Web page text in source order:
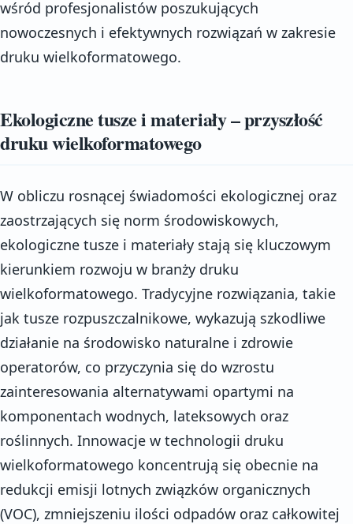
wśród profesjonalistów poszukujących
nowoczesnych i efektywnych rozwiązań w zakresie
druku wielkoformatowego.
Ekologiczne tusze i materiały – przyszłość
druku wielkoformatowego
W obliczu rosnącej świadomości ekologicznej oraz
zaostrzających się norm środowiskowych,
ekologiczne tusze i materiały stają się kluczowym
kierunkiem rozwoju w branży druku
wielkoformatowego. Tradycyjne rozwiązania, takie
jak tusze rozpuszczalnikowe, wykazują szkodliwe
działanie na środowisko naturalne i zdrowie
operatorów, co przyczynia się do wzrostu
zainteresowania alternatywami opartymi na
komponentach wodnych, lateksowych oraz
roślinnych. Innowacje w technologii druku
wielkoformatowego koncentrują się obecnie na
redukcji emisji lotnych związków organicznych
(VOC), zmniejszeniu ilości odpadów oraz całkowitej